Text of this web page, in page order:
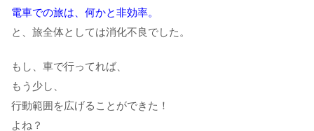
電車での旅は、何かと非効率。
と、旅全体としては消化不良でした。
もし、車で行ってれば、
もう少し、
行動範囲を広げることができた！
よね？